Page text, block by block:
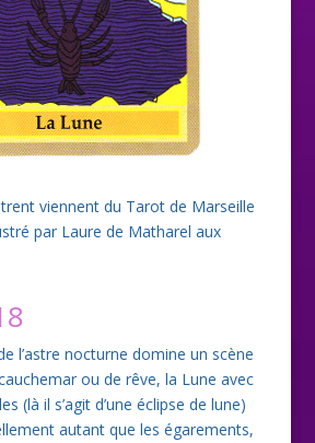
viennent du Tarot de Marseille
par Laure de Matharel aux
l’astre nocturne domine un scène
ou de rêve, la Lune avec
(là il s’agit d’une éclipse de lune)
autant que les égarements,